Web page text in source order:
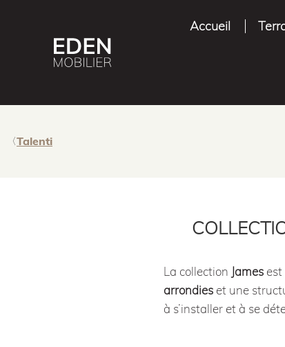
Accueil
Talenti
La collection Jamesest
arrondieset une
à s’installer et à se